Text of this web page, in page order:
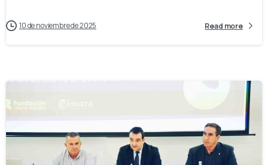
10 de noviembre de 2025 Read more